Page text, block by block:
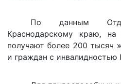
По данным
Краснодарскому краю, на
получают более 200 тысяч
и граждан с инвалидностью